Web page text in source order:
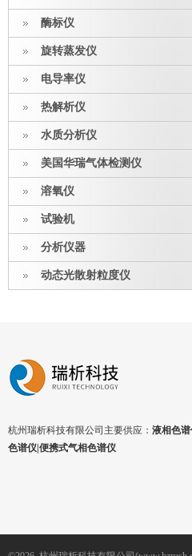
酶标仪
旋转蒸发仪
电导率仪
热解析仪
水质分析仪
美国华瑞气体检测仪
溶氧仪
试验机
分析仪器
动态光散射粒度仪
杭州瑞析科技有限公司主要供应： 液相色
色谱仪|便携式气相色谱仪